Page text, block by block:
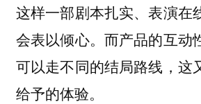
这样一部剧本扎实、表演在
会表以倾心。而产品的互动
可以走不同的结局路线，这
给予的体验。